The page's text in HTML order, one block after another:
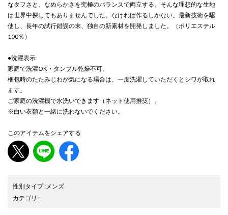
なタフさと、なめらかさを究極のバランスで両立する。そんな理想的な生地
は世界中探してもありませんでした。なければ作るしかない。最新技術を駆
使し、長年の試行錯誤の末、独自の新素材を開発しました。（ポリエステル
100％）
●洗濯表示
家庭で洗濯OK・タンブル乾燥不可。
梱包時のたたみじわが気になる場合は、一度洗濯していただくとシワが取れ
ます。
ご家庭の洗濯機で水洗いできます（ネット使用推奨）。
※白い衣類と一緒に洗わないでください。
このアイテムをシェアする
性別タイプ:メンズ
カテゴリ :